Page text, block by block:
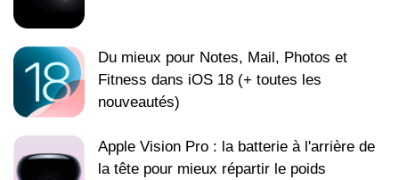
Du mieux pour Notes, Mail, Photos et
Fitness dans iOS 18 (+ toutes les
nouveautés)
Apple Vision Pro : la batterie à l'arrière de
la tête pour mieux répartir le poids